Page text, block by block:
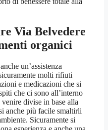
Via Belvedere
organici
un’assistenza
molti rifiuti
e medicazioni che si
che ci sono all’interno
divise in base alla
anche più facile smaltirli
Sicuramente si